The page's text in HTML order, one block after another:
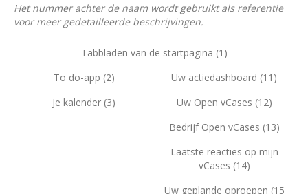
Het nummer achter de naam wordt gebruikt als referentie
voor meer gedetailleerde beschrijvingen.
Tabbladen van de startpagina (1)
To do-app (2)
Uw actiedashboard (11)
Je kalender (3)
Uw Open vCases (12)
Bedrijf Open vCases (13)
Laatste reacties op mijn
vCases (14)
Uw geplande oproepen (15